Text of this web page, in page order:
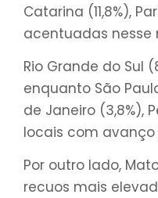
Catarina (11,8%),
acentuadas nesse
Rio Grande do Sul
enquanto São
de Janeiro (3,8%),
locais com
Por outro lado,
recuos mais